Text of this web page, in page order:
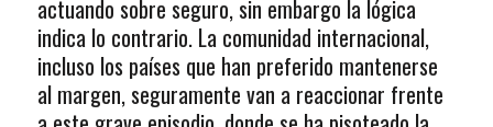
actuando sobre seguro, sin embargo la lógica
indica lo contrario. La comunidad internacional,
incluso los países que han preferido mantenerse
al margen, seguramente van a reaccionar frente